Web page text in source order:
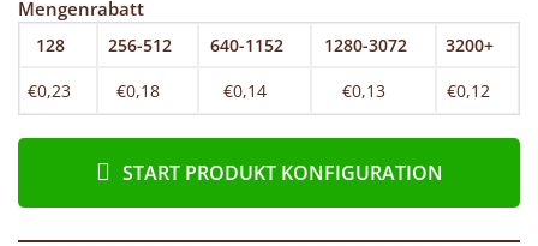
Mengenrabatt
128 256-512 640-1152 1280-3072
3200+
€0,23
€0,18 €0,14 €0,13 €0,12
START PRODUKT KONFIGURATION